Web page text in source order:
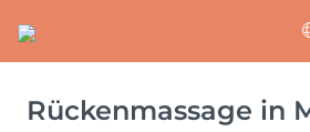
Rückenmassage in